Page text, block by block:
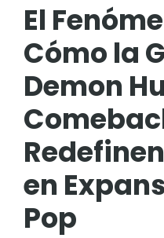
El
Cómo la
Demon
en
Pop